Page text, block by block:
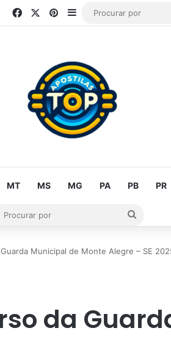
FacebookPinterest
Barra Lateral
MT MS MG PA PB PR
Procurar
Municipal de Monte Alegre – SE
da